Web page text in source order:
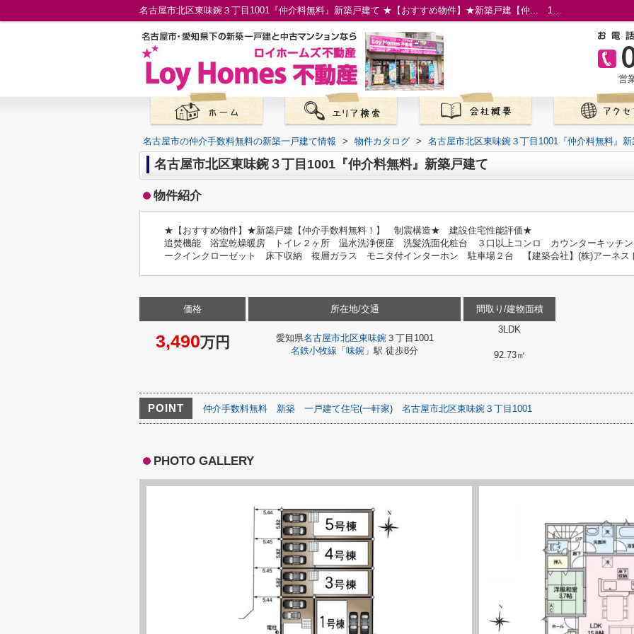
名古屋市北区東味鋺３丁目1001『仲介料無料』新築戸建て ★【おすすめ物件】★新築戸建【仲... 1号棟｜名古屋市の仲介手数料無料の新築一戸建て｜ロイホームズ不動産
営
名古屋市の仲介手数料無料の新築一戸建て情報 > 物件カタログ > 名古屋市北区東味鋺３丁目1001『仲介料無料』
名古屋市北区東味鋺３丁目1001『仲介料無料』新築戸建て
物件紹介
★【おすすめ物件】★新築戸建【仲介手数料無料！】 制震構造★ 建設住宅性能評価★
追焚機能 浴室乾燥暖房 トイレ２ヶ所 温水洗浄便座 洗髪洗面化粧台 ３口以上コンロ カウンターキッ
ークインクローゼット 床下収納 複層ガラス モニタ付インターホン 駐車場２台 【建築会社】(株)アーネ
価格
3,490万円
所在地/交通
愛知県名古屋市北区東味鋺３丁目1001
名鉄小牧線 「 味鋺 」駅 徒歩8分
間取り/建物面積
3LDK
92.73㎡
POINT 仲介手数料無料 新築 一戸建て住宅(一軒家) 名古屋市北区東味鋺３丁目1001
PHOTO GALLERY